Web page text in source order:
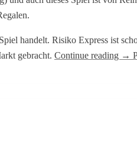
handelt. Risiko Express ist
gebracht. Continue reading →